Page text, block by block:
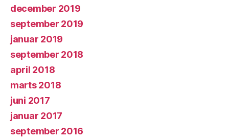
december 2019
september 2019
januar 2019
september 2018
april 2018
marts 2018
juni 2017
januar 2017
september 2016